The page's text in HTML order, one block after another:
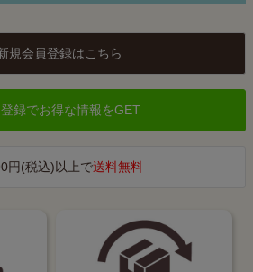
規会員登録はこちら
録でお得な情報をGET
円(税込)以上で送料無料